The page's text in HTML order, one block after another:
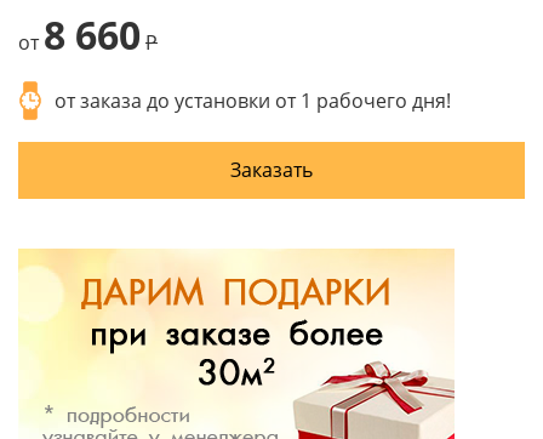
от8 660 P
от заказа до установки от 1 рабочего дня!
Заказать